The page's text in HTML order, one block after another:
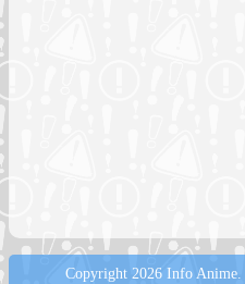
Copyright 2026 Info Anime.